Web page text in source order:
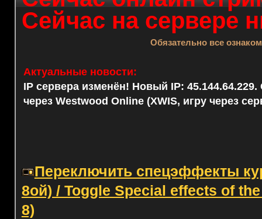
Сейчас на сервере
Обязательно все
Актуальные новости:
IP сервера изменён! Новый IP: 45.144.64.229.
через Westwood Online (XWIS, игру через
Переключить спецэффекты
8ой) / Toggle Special effects of
8)